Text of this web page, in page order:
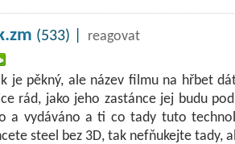
(533) |
reagovat
je pěkný, ale název filmu na hřbet
rád, jako jeho zastánce jej budu
a vydáváno a ti co tady tuto
steel bez 3D, tak nefňukejte tady,